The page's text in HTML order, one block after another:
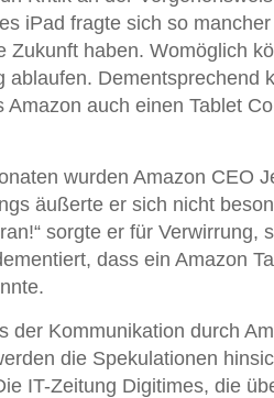
iPad fragte sich so
Zukunft haben. Womöglich
ablaufen. Dementsprechend
Amazon auch einen Tablet
wurden Amazon CEO
äußerte er sich nicht
sorgte er für Verwirrung,
dass ein Amazon
der Kommunikation durch
die Spekulationen
IT-Zeitung Digitimes, die